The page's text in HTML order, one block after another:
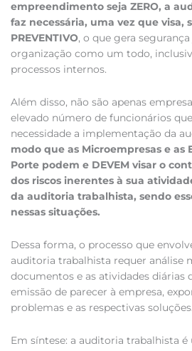
empreendimento seja ZERO, a
faz necessária, uma vez que visa,
PREVENTIVO, o que gera
organização como um todo,
processos internos.
Além disso, não são apenas
elevado número de funcionários
necessidade a implementação da
modo que as Microempresas e as
Porte podem e DEVEM visar o
dos riscos inerentes à sua
da auditoria trabalhista, sendo
nessas situações.
Dessa forma, o processo que
auditoria trabalhista requer análise
documentos e as atividades diárias
emissão de parecer à empresa,
problemas e as respectivas
Em síntese: a auditoria trabalhista é